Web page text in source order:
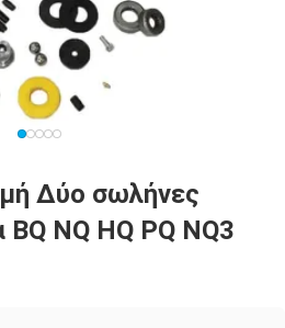
Δύο σωλήνες
NQ HQ PQ NQ3